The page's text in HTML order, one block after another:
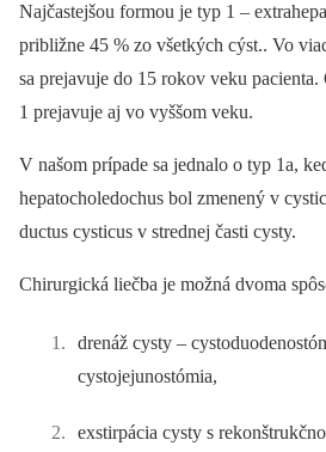
Najčastejšou formou je typ 1 –⁠
približne 45 % zo všetkých cýst.. Vo
sa prejavuje do 15 rokov veku pacienta.
1 prejavuje aj vo vyššom veku.
V našom prípade sa jednalo o typ 1a,
hepatocholedochus bol zmenený v
ductus cysticus v strednej časti cysty.
Chirurgická liečba je možná dvoma
drenáž cysty –⁠
cystojejunostómia,
exstirpácia cysty s